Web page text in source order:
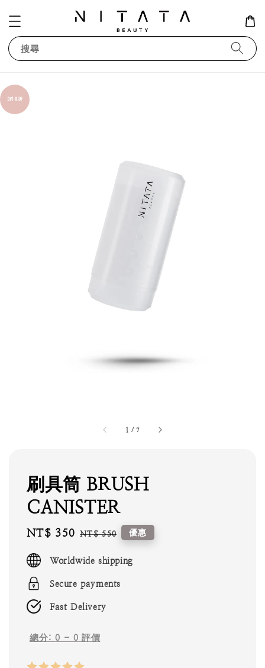
搜尋
1 /7
2件8折
刷具筒 BRUSH
CANISTER
Sale
NT$ 350 Regular
NT$ 550 優惠
Worldwide shipping
Secure payments
Fast Delivery
總分:0 - 0 評價